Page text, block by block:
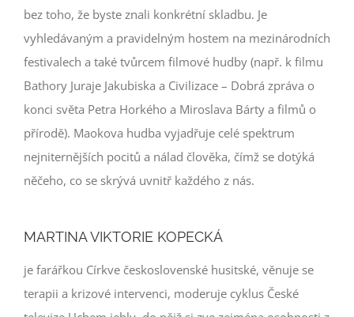
bez toho, že byste znali konkrétní skladbu. Je
vyhledávaným a pravidelným hostem na mezinárodních
festivalech a také tvůrcem filmové hudby (např. k filmu
Bathory Juraje Jakubiska a Civilizace – Dobrá zpráva o
konci světa Petra Horkého a Miroslava Bárty a filmů o
přírodě). Maokova hudba vyjadřuje celé spektrum
nejniternějších pocitů a nálad člověka, čímž se dotýká
něčeho, co se skrývá uvnitř každého z nás.
MARTINA VIKTORIE KOPECKÁ
je farářkou Církve československé husitské, věnuje se
terapii a krizové intervenci, moderuje cyklus České